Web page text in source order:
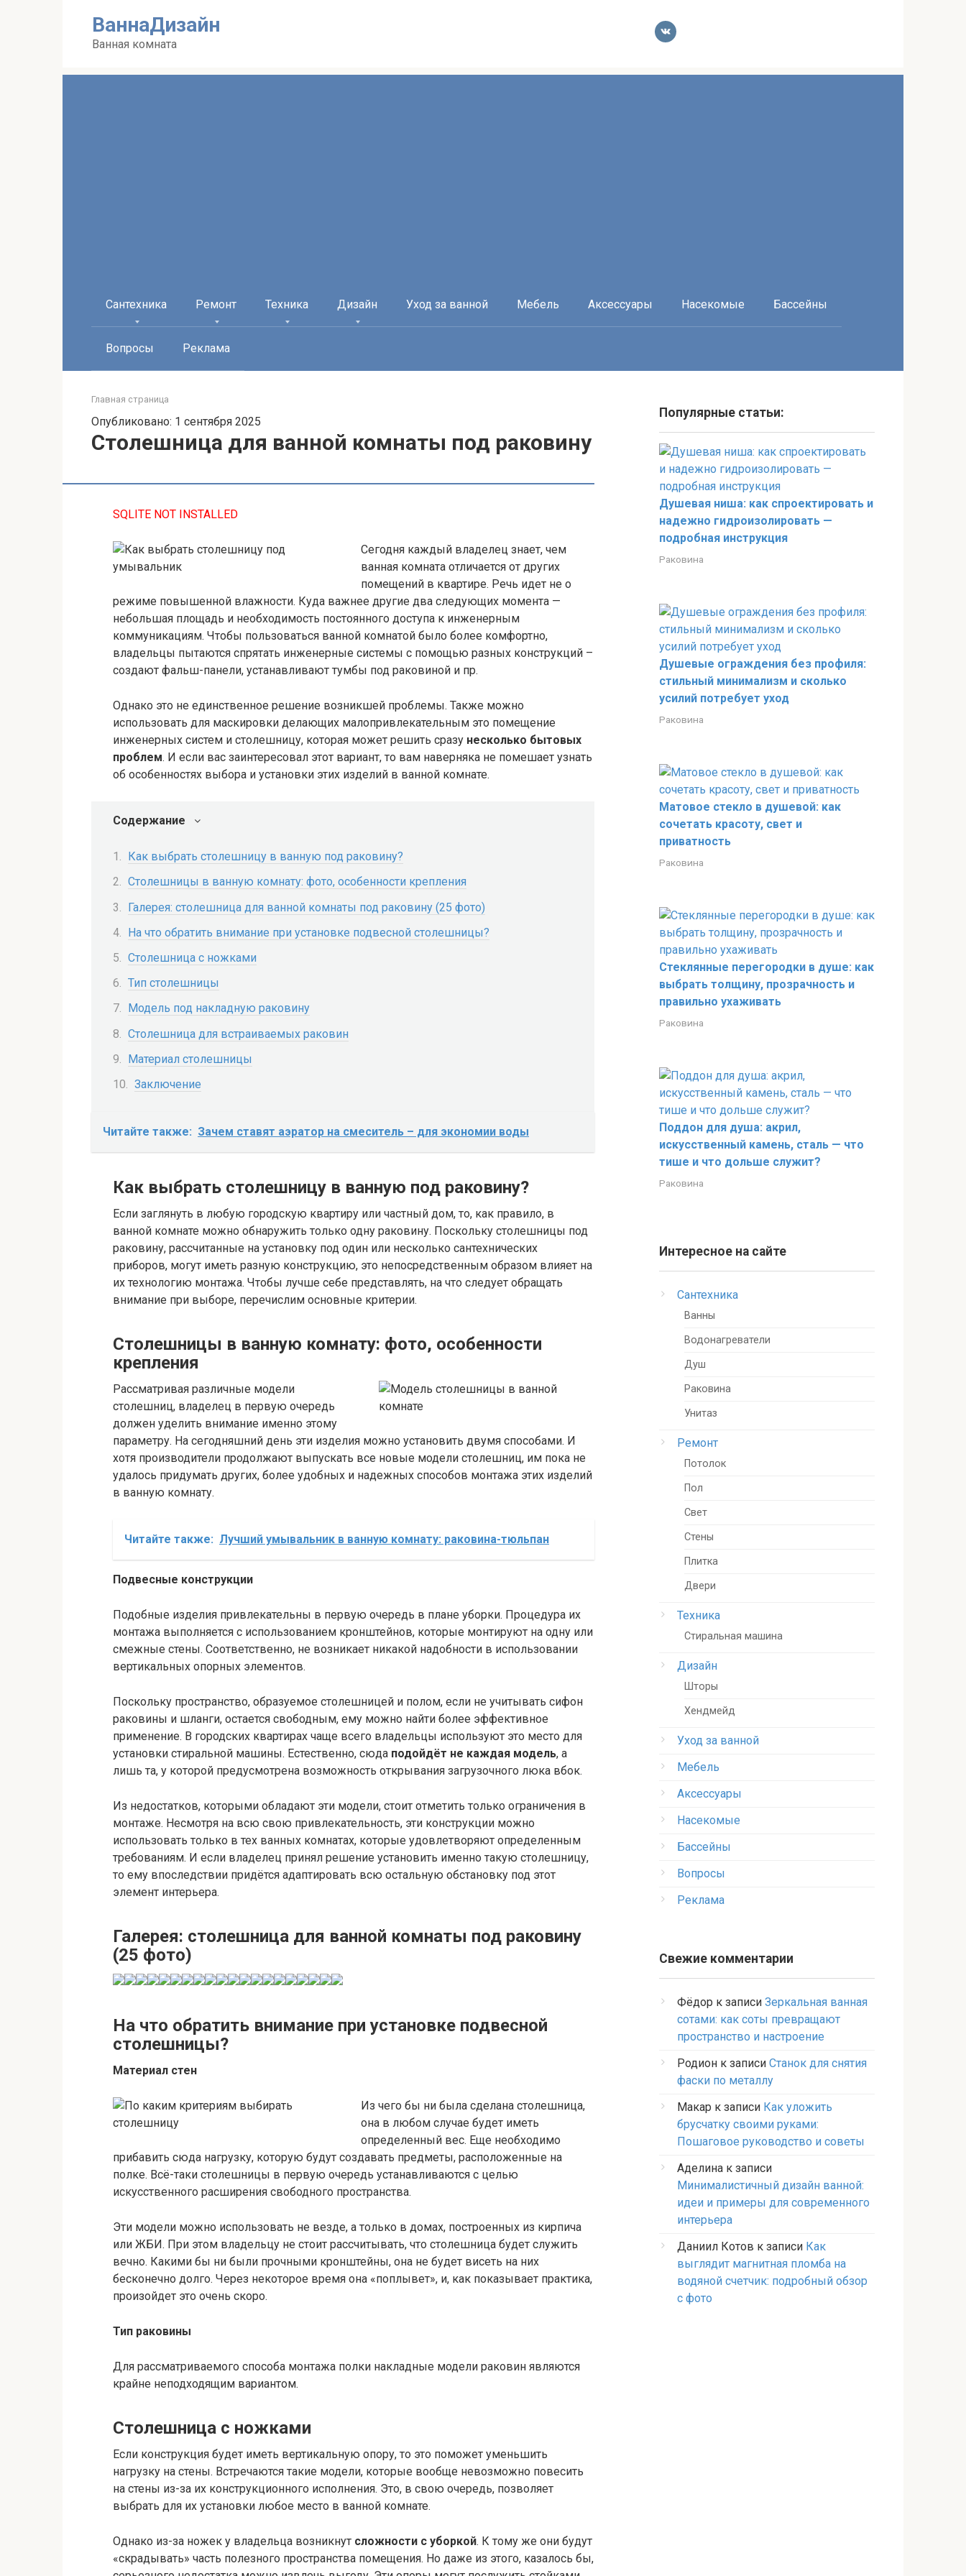
ВаннаДизайн
Ванная комната
Сантехника Ремонт Техника Дизайн Уход за ванной Мебель Аксессуары Насекомые Бассейны
Вопросы Реклама
Главная страница
Опубликовано: 1 сентября 2025
Столешница для ванной комнаты под раковину
SQLITE NOT INSTALLED
Сегодня каждый владелец знает, чем
ванная комната отличается от других
помещений в квартире. Речь идет не о
режиме повышенной влажности. Куда важнее другие два следующих момента —
небольшая площадь и необходимость постоянного доступа к инженерным
коммуникациям. Чтобы пользоваться ванной комнатой было более комфортно,
владельцы пытаются спрятать инженерные системы с помощью разных конструкций –
создают фальш-панели, устанавливают тумбы под раковиной и пр.
Однако это не единственное решение возникшей проблемы. Также можно
использовать для маскировки делающих малопривлекательным это помещение
инженерных систем и столешницу, которая может решить сразу несколько бытовых
проблем. И если вас заинтересовал этот вариант, то вам наверняка не помешает узнать
об особенностях выбора и установки этих изделий в ванной комнате.
Содержание
Как выбрать столешницу в ванную под раковину?
Столешницы в ванную комнату: фото, особенности крепления
Галерея: столешница для ванной комнаты под раковину (25 фото)
На что обратить внимание при установке подвесной столешницы?
Столешница с ножками
Тип столешницы
Модель под накладную раковину
Столешница для встраиваемых раковин
Материал столешницы
Заключение
Читайте также: Зачем ставят аэратор на смеситель – для экономии воды
Как выбрать столешницу в ванную под раковину?
Если заглянуть в любую городскую квартиру или частный дом, то, как правило, в
ванной комнате можно обнаружить только одну раковину. Поскольку столешницы под
раковину, рассчитанные на установку под один или несколько сантехнических
приборов, могут иметь разную конструкцию, это непосредственным образом влияет на
их технологию монтажа. Чтобы лучше себе представлять, на что следует обращать
внимание при выборе, перечислим основные критерии.
Столешницы в ванную комнату: фото, особенности
крепления
Рассматривая различные модели
столешниц, владелец в первую очередь
должен уделить внимание именно этому
параметру. На сегодняшний день эти изделия можно установить двумя способами. И
хотя производители продолжают выпускать все новые модели столешниц, им пока не
удалось придумать других, более удобных и надежных способов монтажа этих изделий
в ванную комнату.
Читайте также: Лучший умывальник в ванную комнату: раковина-тюльпан
Подвесные конструкции
Подобные изделия привлекательны в первую очередь в плане уборки. Процедура их
монтажа выполняется с использованием кронштейнов, которые монтируют на одну или
смежные стены. Соответственно, не возникает никакой надобности в использовании
вертикальных опорных элементов.
Поскольку пространство, образуемое столешницей и полом, если не учитывать сифон
раковины и шланги, остается свободным, ему можно найти более эффективное
применение. В городских квартирах чаще всего владельцы используют это место для
установки стиральной машины. Естественно, сюда подойдёт не каждая модель, а
лишь та, у которой предусмотрена возможность открывания загрузочного люка вбок.
Из недостатков, которыми обладают эти модели, стоит отметить только ограничения в
монтаже. Несмотря на всю свою привлекательность, эти конструкции можно
использовать только в тех ванных комнатах, которые удовлетворяют определенным
требованиям. И если владелец принял решение установить именно такую столешницу,
то ему впоследствии придётся адаптировать всю остальную обстановку под этот
элемент интерьера.
Галерея: столешница для ванной комнаты под раковину
(25 фото)
На что обратить внимание при установке подвесной
столешницы?
Материал стен
Из чего бы ни была сделана столешница,
она в любом случае будет иметь
определенный вес. Еще необходимо
прибавить сюда нагрузку, которую будут создавать предметы, расположенные на
полке. Всё-таки столешницы в первую очередь устанавливаются с целью
искусственного расширения свободного пространства.
Эти модели можно использовать не везде, а только в домах, построенных из кирпича
или ЖБИ. При этом владельцу не стоит рассчитывать, что столешница будет служить
вечно. Какими бы ни были прочными кронштейны, она не будет висеть на них
бесконечно долго. Через некоторое время она «поплывет», и, как показывает практика,
произойдет это очень скоро.
Тип раковины
Для рассматриваемого способа монтажа полки накладные модели раковин являются
крайне неподходящим вариантом.
Столешница с ножками
Если конструкция будет иметь вертикальную опору, то это поможет уменьшить
нагрузку на стены. Встречаются такие модели, которые вообще невозможно повесить
на стены из-за их конструкционного исполнения. Это, в свою очередь, позволяет
выбрать для их установки любое место в ванной комнате.
Однако из-за ножек у владельца возникнут сложности с уборкой. К тому же они будут
«скрадывать» часть полезного пространства помещения. Но даже из этого, казалось бы,
Популярные статьи:
Душевая ниша: как спроектировать и
надежно гидроизолировать —
подробная инструкция
Раковина
Душевые ограждения без профиля:
стильный минимализм и сколько
усилий потребует уход
Раковина
Матовое стекло в душевой: как
сочетать красоту, свет и
приватность
Раковина
Стеклянные перегородки в душе: как
выбрать толщину, прозрачность и
правильно ухаживать
Раковина
Поддон для душа: акрил,
искусственный камень, сталь — что
тише и что дольше служит?
Раковина
Интересное на сайте
Сантехника
Ванны
Водонагреватели
Душ
Раковина
Унитаз
Ремонт
Потолок
Пол
Свет
Стены
Плитка
Двери
Техника
Стиральная машина
Дизайн
Шторы
Хендмейд
Уход за ванной
Мебель
Аксессуары
Насекомые
Бассейны
Вопросы
Реклама
Свежие комментарии
Фёдор к записи Зеркальная ванная
сотами: как соты превращают
пространство и настроение
Родион к записи Станок для снятия
фаски по металлу
Макар к записи Как уложить
брусчатку своими руками:
Пошаговое руководство и советы
Аделина к записи
Минималистичный дизайн ванной:
идеи и примеры для современного
интерьера
Даниил Котов к записи Как
выглядит магнитная пломба на
водяной счетчик: подробный обзор
с фото